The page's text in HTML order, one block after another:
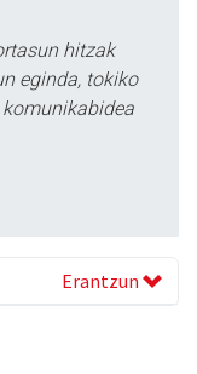
hitzak
eginda, tokiko
Erantzun